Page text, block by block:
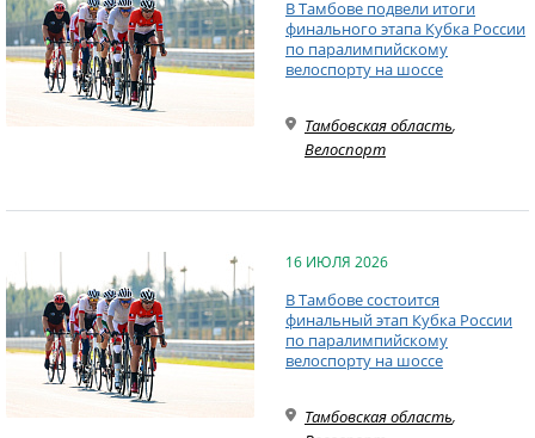
В Тамбове подвели итоги
финального этапа Кубка России
по паралимпийскому
велоспорту на шоссе
Тамбовская область,
Велоспорт
16 ИЮЛЯ 2026
В Тамбове состоится
финальный этап Кубка России
по паралимпийскому
велоспорту на шоссе
Тамбовская область,